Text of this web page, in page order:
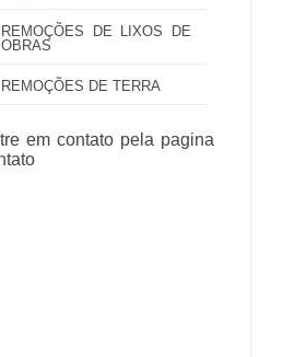
REMOÇÕES DE LIXOS DE
OBRAS
REMOÇÕES DE TERRA